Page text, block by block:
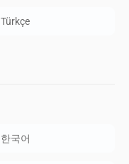
Türkçe
한국어